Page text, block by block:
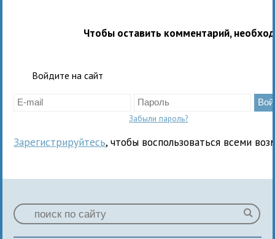
Чтобы оставить комментарий,
Войдите на сайт
Забыли пароль?
Зарегистрируйтесь, чтобы воспользоваться всеми